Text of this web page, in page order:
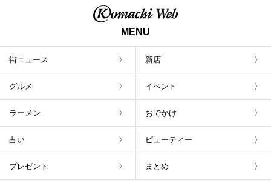
MENU
街ニュース 新店
グルメ イベント
ラーメン おでかけ
占い ビューティー
プレゼント まとめ